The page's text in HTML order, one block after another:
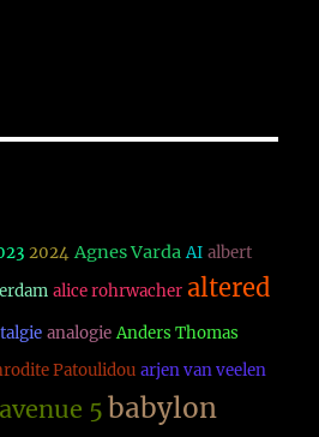
2024 Agnes Varda AI albert
alice rohrwacher altered
analogie Anders Thomas
Patoulidou arjen van veelen
avenue 5 babylon